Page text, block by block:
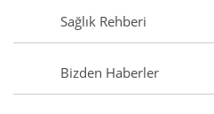
Sağlık Rehberi
Bizden Haberler